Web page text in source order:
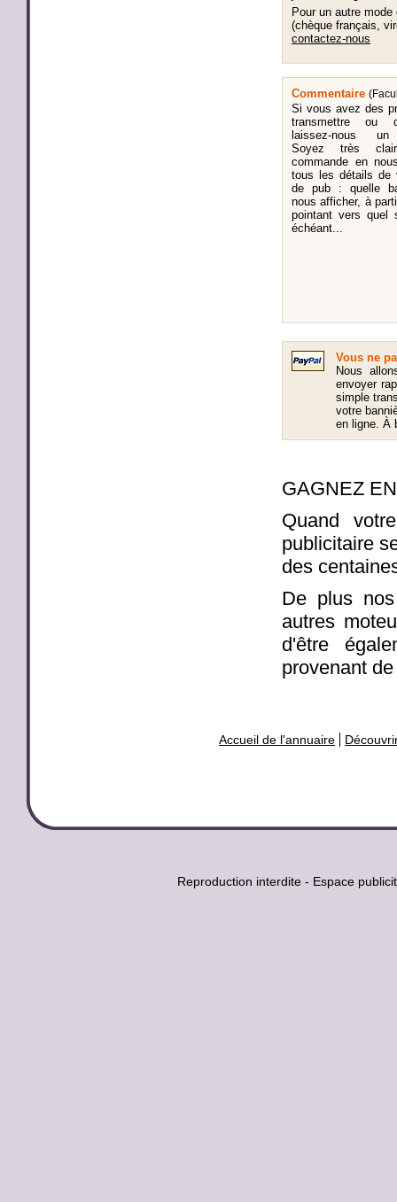
Pour un autre mode
(chèque français,
contactez-nous
Commentaire
Si vous avez des
transmettre ou
laissez-nous un
Soyez très
commande en
tous les détails de
de pub : quelle
nous afficher, à
pointant vers quel
échéant...
Vous ne
Nous
envoyer
simple
votre
en ligne. À
GAGNEZ
Quand
publicitaire
des
De plus
autres
d'être
provenant
Accueil de l'annuaire
Reproduction interdite - Espace